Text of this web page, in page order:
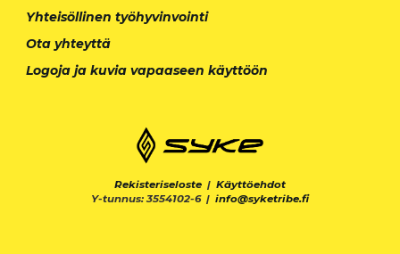
Yhteisöllinen työhyvinvointi
Ota yhteyttä
Logoja ja kuvia vapaaseen käyttöön
Rekisteriseloste | Käyttöehdot
Y-tunnus: 3554102-6 | info@syketribe.fi